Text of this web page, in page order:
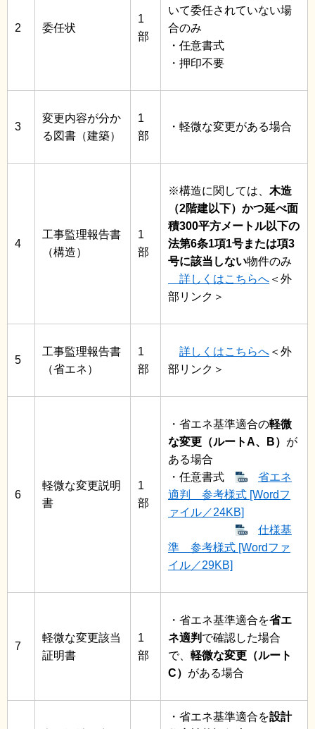
2 委任状
1
部
いて委任されていない場
合のみ
・任意書式
・押印不要
3
変更内容が分か
る図書（建築）
1
部
・軽微な変更がある場合
4
工事監理報告書
（構造）
1
部
※構造に関しては、 木造
（2階建以下）かつ延べ面
積300平方メートル以下の
法第6条1項1号または項3
号に該当しない物件のみ
詳しくはこちらへ ＜外
部リンク＞
5
工事監理報告書
（省エネ）
1
部
詳しくはこちらへ ＜外
部リンク＞
6
軽微な変更説明
書
1
部
・省エネ基準適合の軽微
な変更（ルートA、B） が
ある場合
・任意書式
省エネ
適判 参考様式 [Wordフ
ァイル／24KB]
仕様基
準 参考様式 [Wordファ
イル／29KB]
7
軽微な変更該当
証明書
1
部
・省エネ基準適合を省エ
ネ適判 で確認した場合
で、 軽微な変更（ルート
C） がある場合
・省エネ基準適合を設計